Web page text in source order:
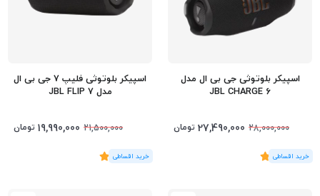
اسپیکر بلوتوثی جی بی ال مدل
JBL CHARGE 6
28,000,000
27,490,000 تومان
(2 رای)
5
اسپیکر بلوتوثی فلیپ 7 جی بی ال
مدل JBL FLIP 7
21,500,000
19,990,000 تومان
(3 رای)
5